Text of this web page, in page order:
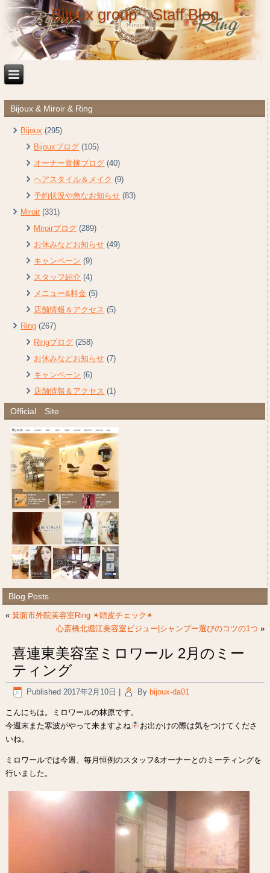
Bijoux group Staff Blog
Bijoux & Miroir & Ring
Bijoux (295)
Bijouxブログ (105)
オーナー青柳ブログ (40)
ヘアスタイル＆メイク (9)
予約状況や急なお知らせ (83)
Miroir (331)
Miroirブログ (289)
お休みなどお知らせ (49)
キャンペーン (9)
スタッフ紹介 (4)
メニュー&料金 (5)
店舗情報＆アクセス (5)
Ring (267)
Ringブログ (258)
お休みなどお知らせ (7)
キャンペーン (6)
店舗情報＆アクセス (1)
Official Site
Blog Posts
«箕面市外院美容室Ring ✴︎頭皮チェック✴︎
心斎橋北堀江美容室ビジュー|シャンプー選びのコツの1つ »
喜連東美容室ミロワール 2月のミー
ティング
Published 2017年2月10日 By bijoux-da01
こんにちは。ミロワールの林原です。
今週末また寒波がやって来ますよね
お出かけの際は気をつけてくださ
いね。
ミロワールでは今週、毎月恒例のスタッフ&オーナーとのミーティングを
行いました。